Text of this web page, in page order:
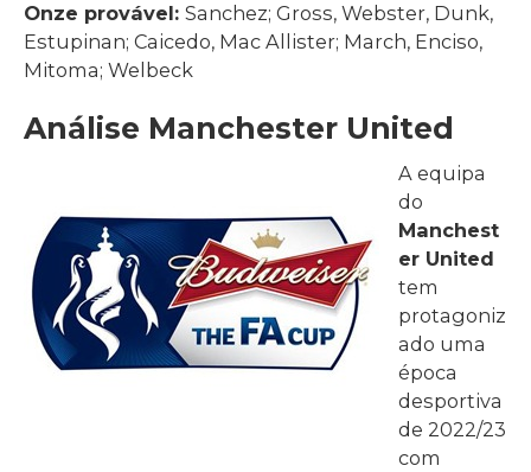
Onze provável: Sanchez; Gross, Webster, Dunk,
Estupinan; Caicedo, Mac Allister; March, Enciso,
Mitoma; Welbeck
Análise Manchester United
A equipa
do
Manchest
er United
tem
protagoniz
ado uma
época
desportiva
de 2022/23
com